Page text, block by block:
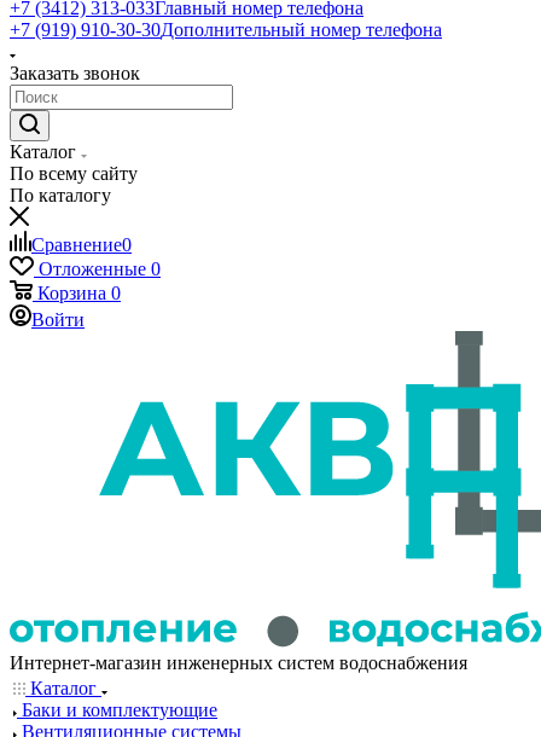
+7 (3412) 313-033Главный номер телефона
+7 (919) 910-30-30Дополнительный номер телефона
Заказать звонок
Каталог
По всему сайту
По каталогу
Сравнение0
Отложенные 0
Корзина 0
Войти
Интернет-магазин инженерных систем водоснабжения
Каталог
Баки и комплектующие
Вентиляционные системы